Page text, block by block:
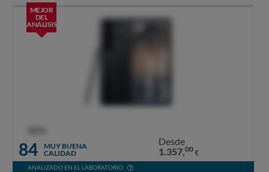
MEJOR
DEL
ANÁLISIS
84
MUY BUENA
CALIDAD
Desde
1.357,00 €
ANALIZADO EN EL LABORATORIO